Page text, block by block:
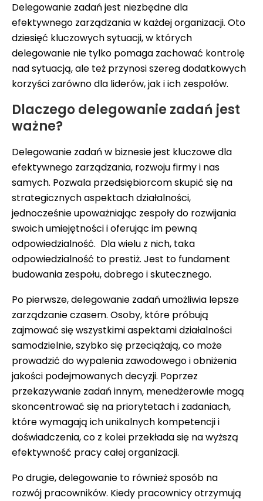
Delegowanie zadań jest niezbędne dla
efektywnego zarządzania w każdej organizacji. Oto
dziesięć kluczowych sytuacji, w których
delegowanie nie tylko pomaga zachować kontrolę
nad sytuacją, ale też przynosi szereg dodatkowych
korzyści zarówno dla liderów, jak i ich zespołów.
Dlaczego delegowanie zadań jest
ważne?
Delegowanie zadań w biznesie jest kluczowe dla
efektywnego zarządzania, rozwoju firmy i nas
samych. Pozwala przedsiębiorcom skupić się na
strategicznych aspektach działalności,
jednocześnie upoważniając zespoły do rozwijania
swoich umiejętności i oferując im pewną
odpowiedzialność. Dla wielu z nich, taka
odpowiedzialność to prestiż. Jest to fundament
budowania zespołu, dobrego i skutecznego.
Po pierwsze, delegowanie zadań umożliwia lepsze
zarządzanie czasem. Osoby, które próbują
zajmować się wszystkimi aspektami działalności
samodzielnie, szybko się przeciążają, co może
prowadzić do wypalenia zawodowego i obniżenia
jakości podejmowanych decyzji. Poprzez
przekazywanie zadań innym, menedżerowie mogą
skoncentrować się na priorytetach i zadaniach,
które wymagają ich unikalnych kompetencji i
doświadczenia, co z kolei przekłada się na wyższą
efektywność pracy całej organizacji.
Po drugie, delegowanie to również sposób na
rozwój pracowników. Kiedy pracownicy otrzymują